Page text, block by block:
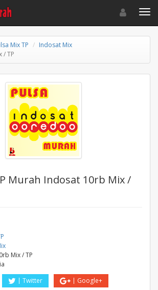
Toggle
Mix TP
Indosat Mix
/ TP
Murah Indosat 10rb Mix /
Mix / TP
Twitter Google+